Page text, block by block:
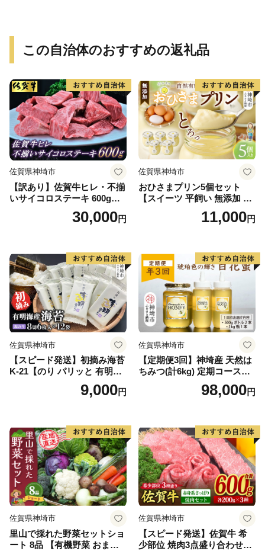
この自治体のおすすめの返礼品
佐賀県神埼市
【訳あり】佐賀牛ヒレ・不揃
いサイコロステーキ 600g
【訳あり 牛肉 牛 佐賀牛 不揃
い ヒレ 切り落とし 600g】(H
30,000円
佐賀県神埼市
おひさまプリン5個セット
【スイーツ 平飼い 無添加 有
精卵 ミルン牧場 牛乳 プリン
県 プリンマップ】(H073108)
11,000円
佐賀県神埼市
【スピード発送】初摘み海苔
K-21【のり パリッと 有明海
産 旨味 塩味 味付 焼き 極上
絶品 無添加 ミネラル 天然
9,000円
佐賀県神埼市
【定期便3回】神埼産 天然は
ちみつ(計6kg) 定期コースH
【国産 神埼産 おすすめ 無添
加 贈り物 定期便】(H049133)
98,000円
佐賀県神埼市
里山で採れた野菜セットショ
ート 8品 【有機野菜 おまか
佐賀県神埼市
【スピード発送】佐賀牛 希
少部位 焼肉3点盛り合わせ